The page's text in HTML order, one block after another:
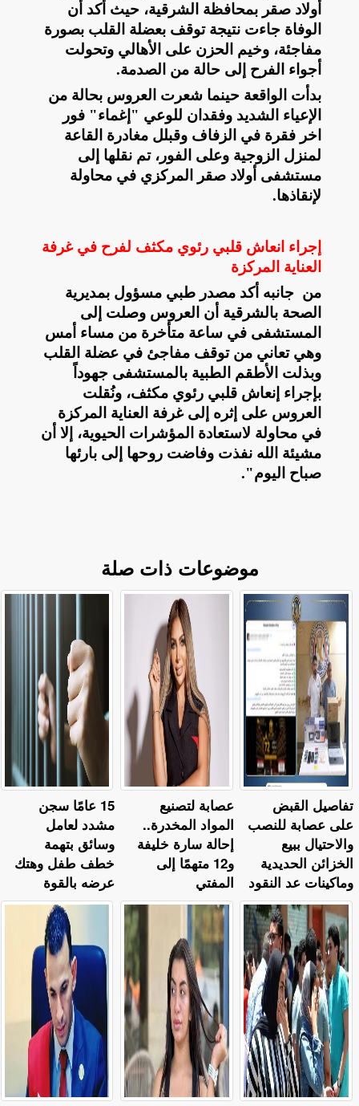
أولاد صقر بمحافظة الشرقية، حيث أكد أن
الوفاة جاءت نتيجة توقف بعضلة القلب بصورة
مفاجئة، وخيم الحزن على الأهالي وتحولت
أجواء الفرح إلى حالة من الصدمة.
بدأت الواقعة حينما شعرت العروس بحالة من
الإعياء الشديد وفقدان للوعي "إغماء" فور
اخر فقرة في الزفاف وقبلل مغادرة القاعة
لمنزل الزوجية وعلى الفور، تم نقلها إلى
مستشفى أولاد صقر المركزي في محاولة
لإنقاذها.
إجراء انعاش قلبي رئوي مكثف لفرح في غرفة
العناية المركزة
من جانبه أكد مصدر طبي مسؤول بمديرية
الصحة بالشرقية أن العروس وصلت إلى
المستشفى في ساعة متأخرة من مساء أمس
وهي تعاني من توقف مفاجئ في عضلة القلب
وبذلت الأطقم الطبية بالمستشفى جهوداً
بإجراء إنعاش قلبي رئوي مكثف، ونُقلت
العروس على إثره إلى غرفة العناية المركزة
في محاولة لاستعادة المؤشرات الحيوية، إلا أن
مشيئة الله نفذت وفاضت روحها إلى بارئها
صباح اليوم."
موضوعات ذات صلة
15 عامًا سجن
مشدد لعامل
وسائق بتهمة
خطف طفل وهتك
عرضه بالقوة
عصابة لتصنيع
المواد المخدرة..
إحالة سارة خليفة
و12 متهمًا إلى
المفتي
تفاصيل القبض
على عصابة للنصب
والاحتيال ببيع
الخزائن الحديدية
وماكينات عد النقود